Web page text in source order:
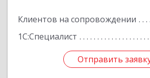
Клиентов на сопровождении
1С:Специалист
Отправить
Отправить